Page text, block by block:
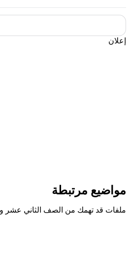
إعلان
مواضيع مرتبطة
ملفات قد تهمك من الصف الثاني عشر